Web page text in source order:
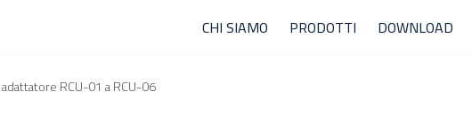
CHI SIAMO PRODOTTI DOWNLOAD
RCU-01 a RCU-06